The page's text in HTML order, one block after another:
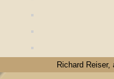
Richard